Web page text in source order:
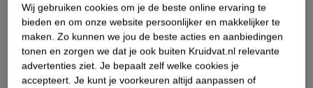
Etiketinformatie
Nature Impact Score
Wij gebruiken cookies om je de beste online ervaring te
bieden en om onze website persoonlijker en makkelijker te
maken. Zo kunnen we jou de beste acties en aanbiedingen
tonen en zorgen we dat je ook buiten Kruidvat.nl relevante
advertenties ziet. Je bepaalt zelf welke cookies je
accepteert. Je kunt je voorkeuren altijd aanpassen of